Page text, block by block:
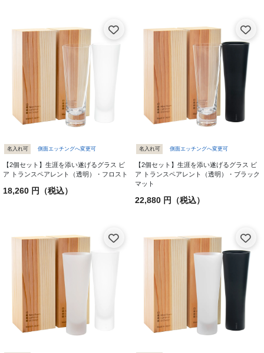
名入れ可 側面エッチングへ変更可
【2個セット】生涯を添い遂げるグラス ビ
ア トランスペアレント（透明）・フロスト
18,260 円（税込）
名入れ可 側面エッチングへ変更可
【2個セット】生涯を添い遂げるグラス ビ
ア トランスペアレント（透明）・ブラック
マット
22,880 円（税込）